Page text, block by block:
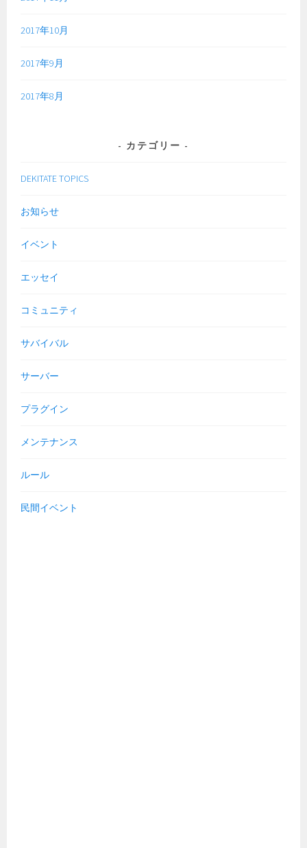
2017年10月
2017年9月
2017年8月
カテゴリー
DEKITATE TOPICS
お知らせ
イベント
エッセイ
コミュニティ
サバイバル
サーバー
プラグイン
メンテナンス
ルール
民間イベント